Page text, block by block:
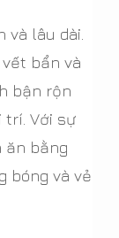
và lâu dài.
bẩn và
bận rộn
trí. Với sự
ăn bằng
bóng và vẻ